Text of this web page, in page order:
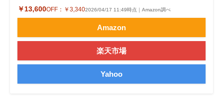
￥13,600OFF： ￥3,3402026/04/17 11:49時点｜Amazon調べ
Amazon
楽天市場
Yahoo